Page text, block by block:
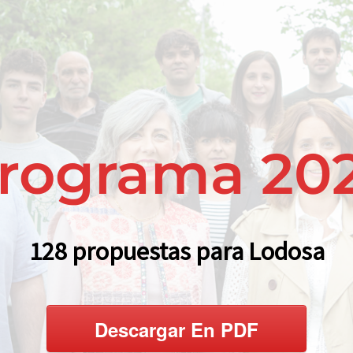
128 propuestas para Lodosa
Descargar En PDF